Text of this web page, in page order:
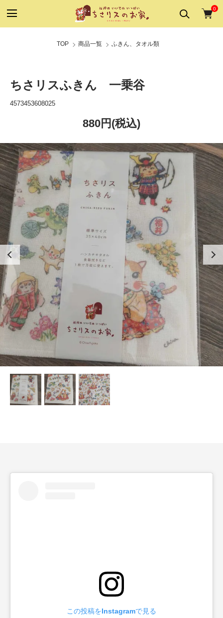
0
TOP 商品一覧 ふきん、タオル類
ちさリスふきん 一乗谷
4573453608025
880円(税込)
この投稿をInstagramで見る